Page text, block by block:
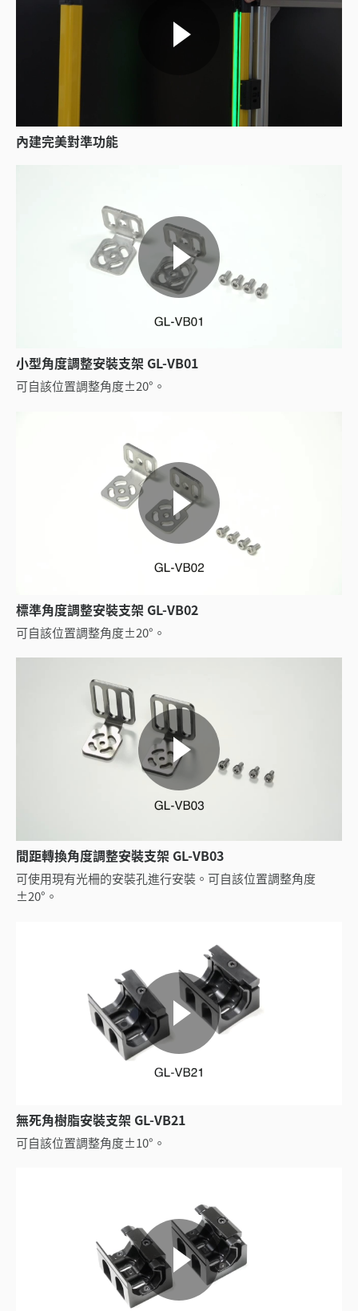
內建完美對準功能
小型角度調整安裝支架 GL-VB01
可自該位置調整角度±20°。
標準角度調整安裝支架 GL-VB02
可自該位置調整角度±20°。
間距轉換角度調整安裝支架 GL-VB03
可使用現有光柵的安裝孔進行安裝。可自該位置調整角度
±20°。
無死角樹脂安裝支架 GL-VB21
可自該位置調整角度±10°。